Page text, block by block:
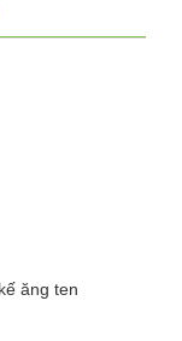
ăng ten